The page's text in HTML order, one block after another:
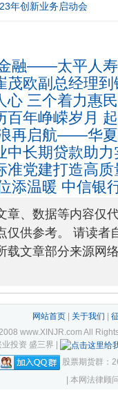
年创新业务启动会
融——太平人
11-17
茂欧副总经理
心 三个着力惠
百年峥嵘岁月
再启航——华夏
中长期贷款助
党建打造高质
添温暖 中信银
02-15
章、数据等内容仅
仅供参考。 请读者
载文章部分来源网
网站首页| 关于我们
www.XINJR.com All
投资 盛三界 |
股票期货群：
| 本网法律顾